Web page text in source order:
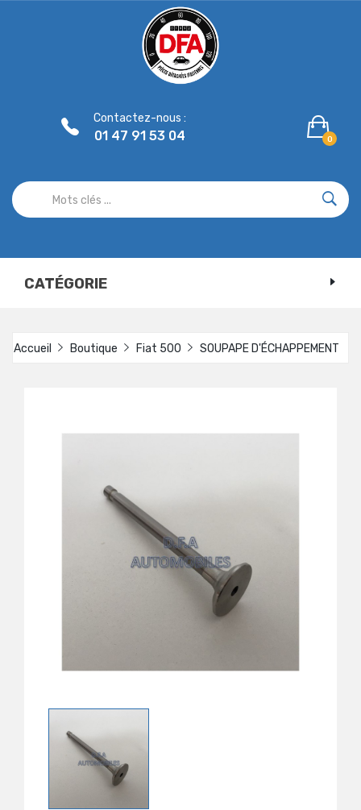
0
Contactez-nous :
01 47 91 53 04
CATÉGORIE
Accueil Boutique Fiat 500 SOUPAPE D'ÉCHAPPEMENT
Panneau de gestion des cookies